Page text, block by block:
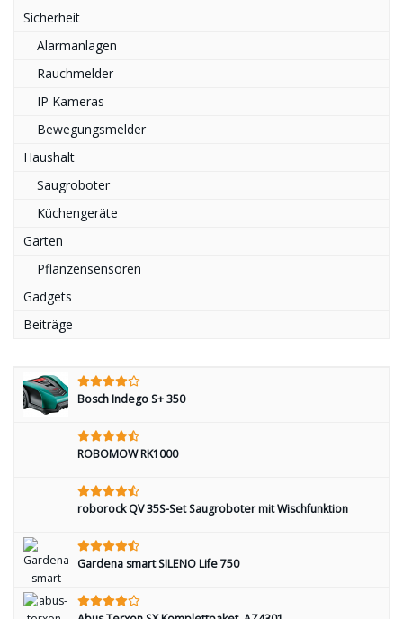
Sicherheit
Alarmanlagen
Rauchmelder
IP Kameras
Bewegungsmelder
Haushalt
Saugroboter
Küchengeräte
Garten
Pflanzensensoren
Gadgets
Beiträge
Bosch Indego S+ 350
ROBOMOW RK1000
roborock QV 35S-Set Saugroboter mit Wischfunktion
Gardena smart SILENO Life 750